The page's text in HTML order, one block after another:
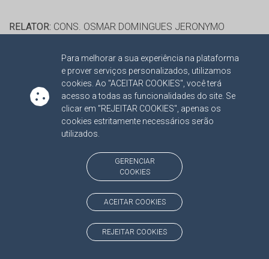
Para melhorar a sua experiência na plataforma
e prover serviços personalizados, utilizamos
cookies. Ao "ACEITAR COOKIES", você terá
acesso a todas as funcionalidades do site. Se
clicar em "REJEITAR COOKIES", apenas os
cookies estritamente necessários serão
utilizados.
GERENCIAR
COOKIES
ACEITAR COOKIES
REJEITAR COOKIES
RELATOR: CONS. OSMAR DOMINGUES JERONYMO
RECURSO ORDINÁRIO 2015
PROTOCOLO: 1777469
ORGÃO:
PREFEITURA MUNICIPAL DE DOURADOS
INTERESSADO(S):ILO RODRIGO DE FARIAS MACHADO,
MURILO ZAUITH
CONS. OSMAR DOMINGUES JERONYMO
TC/11018/2015/001
RECURSO ORDINÁRIO 2015
1824576